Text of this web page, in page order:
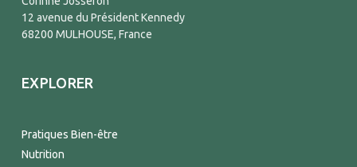
12 avenue du Président Kennedy
68200 MULHOUSE, France
EXPLORER
Pratiques Bien-être
Nutrition